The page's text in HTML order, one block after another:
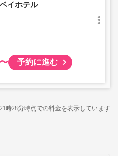
ベイホテル
予約に進む
時28分時点での料金を表示しています